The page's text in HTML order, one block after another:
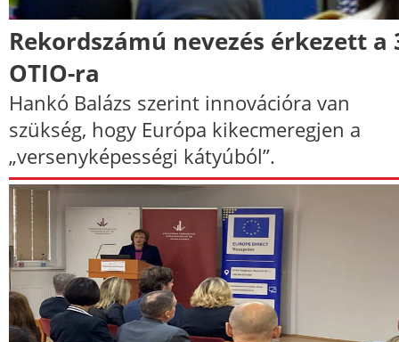
Rekordszámú nevezés érkezett a
OTIO-ra
Hankó Balázs szerint innovációra van
szükség, hogy Európa kikecmeregjen a
„versenyképességi kátyúból”.